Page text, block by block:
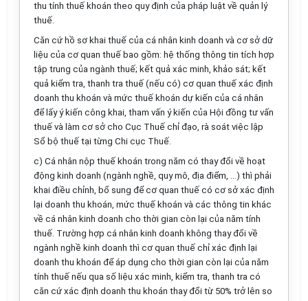
thu tính thuế khoán theo quy định của pháp luật về quản lý
thuế.
Căn cứ hồ sơ khai thuế của cá nhân kinh doanh và cơ sở dữ
liệu của cơ quan thuế bao gồm: hệ thống thông tin tích hợp
tập trung của ngành thuế; kết quả xác minh, khảo sát; kết
quả kiểm tra, thanh tra thuế (nếu có) cơ quan thuế xác định
doanh thu khoán và mức thuế khoán dự kiến của cá nhân
để lấy ý kiến công khai, tham vấn ý kiến của Hội đồng tư vấn
thuế và làm cơ sở cho Cục Thuế chỉ đạo, rà soát việc lập
Sổ bộ thuế tại từng Chi cục Thuế.
c) Cá nhân nộp thuế khoán trong năm có thay đổi về hoạt
động kinh doanh (ngành nghề, quy mô, địa điểm, ...) thì phải
khai điều chỉnh, bổ sung để cơ quan thuế có cơ sở xác định
lại doanh thu khoán, mức thuế khoán và các thông tin khác
về cá nhân kinh doanh cho thời gian còn lại của năm tính
thuế. Trường hợp cá nhân kinh doanh không thay đổi về
ngành nghề kinh doanh thì cơ quan thuế chỉ xác định lại
doanh thu khoán để áp dụng cho thời gian còn lại của năm
tính thuế nếu qua số liệu xác minh, kiểm tra, thanh tra có
căn cứ xác định doanh thu khoán thay đổi từ 50% trở lên so